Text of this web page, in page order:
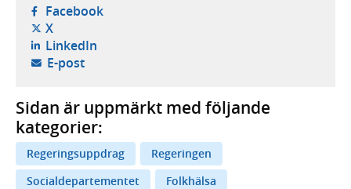
Facebook- öppnas i ny flik, extern webbplats,
X- öppnas i ny flik, extern webbplats,
LinkedIn- öppnas i ny flik, extern webbplats,
E-post- öppnar din e-postklient,
Sidan är uppmärkt med följande
kategorier:
Regeringsuppdrag
Regeringen
Socialdepartementet
Folkhälsa